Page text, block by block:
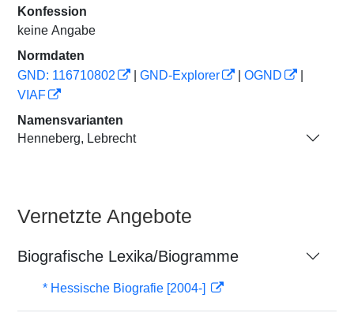
Konfession
keine Angabe
Normdaten
GND: 116710802
GND-Explorer OGND
VIAF
Namensvarianten
Henneberg, Lebrecht
Vernetzte Angebote
Biografische Lexika/Biogramme
* Hessische Biografie [2004-]